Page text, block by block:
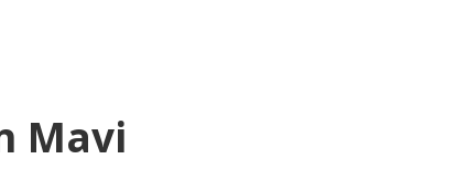
Mavi